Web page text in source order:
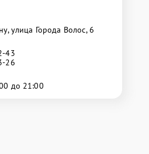
улица Города Волос, 6
43
26
до 21:00